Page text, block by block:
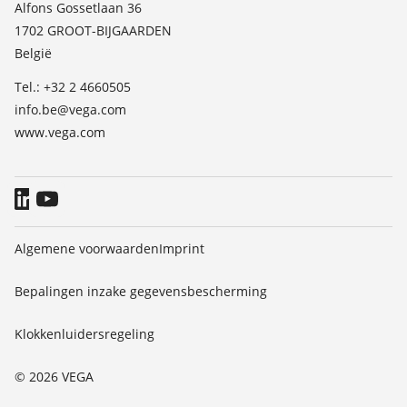
TeamViewer
Nieuws
Persberichten
Blog
Alfons Gossetlaan 36
1702 GROOT-BIJGAARDEN
België
Tel.: +32 2 4660505
info.be@vega.com
www.vega.com
© 2026 VEGA
Algemene voorwaardenImprint
Bepalingen inzake gegevensbescherming
Klokkenluidersregeling